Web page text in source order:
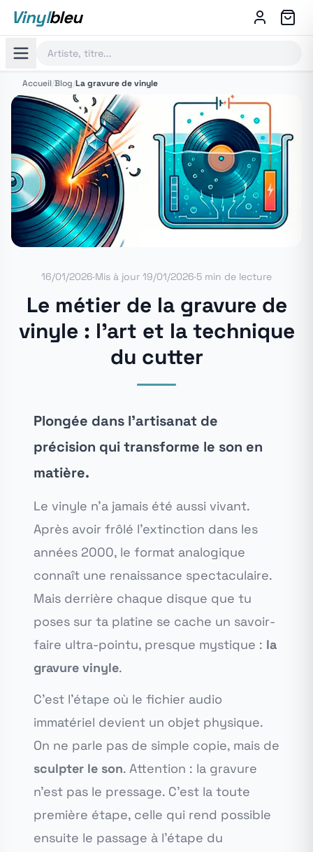
Vinylbleu
Accueil/Blog/La gravure de vinyle
16/01/2026·Mis à jour 19/01/2026·5 min de lecture
Le métier de la gravure de
vinyle : l'art et la technique
du cutter
Plongée dans l'artisanat de
précision qui transforme le son en
matière.
Le vinyle n'a jamais été aussi vivant.
Après avoir frôlé l'extinction dans les
années 2000, le format analogique
connaît une renaissance spectaculaire.
Mais derrière chaque disque que tu
poses sur ta platine se cache un savoir-
faire ultra-pointu, presque mystique : la
gravure vinyle.
C'est l'étape où le fichier audio
immatériel devient un objet physique.
On ne parle pas de simple copie, mais de
sculpter le son. Attention : la gravure
n'est pas le pressage. C'est la toute
première étape, celle qui rend possible
ensuite le passage à l'étape du